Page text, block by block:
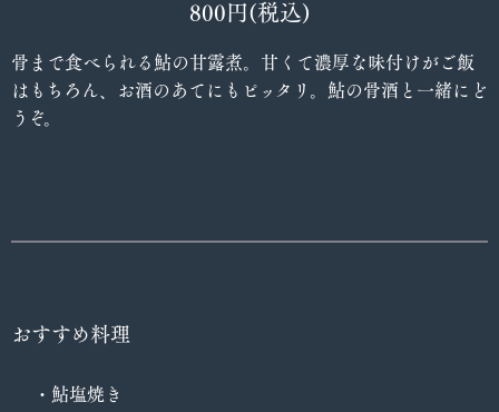
800円(税込)
骨まで食べられる鮎の甘露煮。甘くて濃厚な味付けがご飯
はもちろん、お酒のあてにもピッタリ。鮎の骨酒と一緒にど
うぞ。
おすすめ料理
・鮎塩焼き